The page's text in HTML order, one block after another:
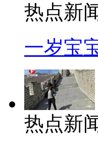
热点新
一岁宝
热点新